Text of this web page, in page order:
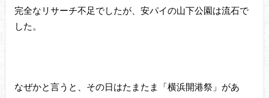
完全なリサーチ不足でしたが、安パイの山下公園は流石で
した。
なぜかと言うと、その日はたまたま「横浜開港祭」があ